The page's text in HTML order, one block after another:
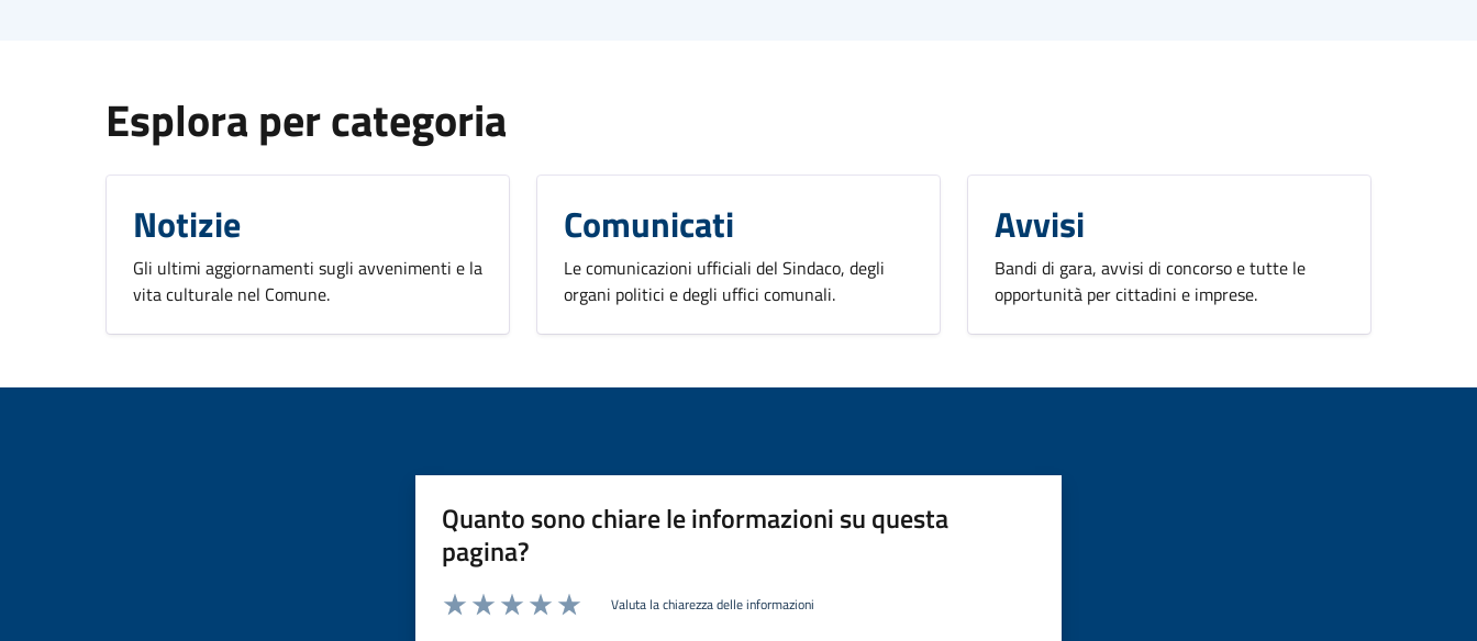
Esplora per categoria
Notizie
Gli ultimi aggiornamenti sugli avvenimenti e la
vita culturale nel Comune.
Comunicati
Le comunicazioni ufficiali del Sindaco, degli
organi politici e degli uffici comunali.
Avvisi
Bandi di gara, avvisi di concorso e tutte le
opportunità per cittadini e imprese.
Quanto sono chiare le informazioni su questa
pagina?
Valuta la chiarezza delle informazioni